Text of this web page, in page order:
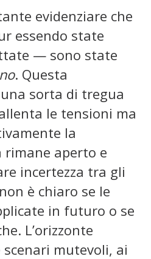
evidenziare che
essendo state
— sono state
. Questa
sorta di tregua
le tensioni ma
la
rimane aperto e
incertezza tra gli
è chiaro se le
in futuro o se
L’orizzonte
mutevoli, ai